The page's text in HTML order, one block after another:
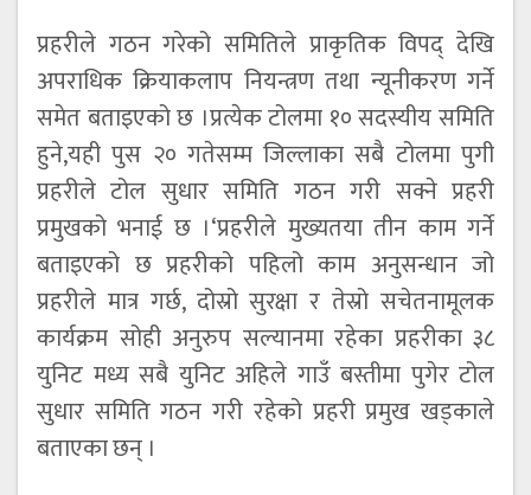
प्रहरीले गठन गरेको समितिले प्राकृतिक विपद् देखि
अपराधिक क्रियाकलाप नियन्त्रण तथा न्यूनीकरण गर्ने
समेत बताइएको छ ।प्रत्येक टोलमा १० सदस्यीय समिति
हुने,यही पुस २० गतेसम्म जिल्लाका सबै टोलमा पुगी
प्रहरीले टोल सुधार समिति गठन गरी सक्ने प्रहरी
प्रमुखको भनाई छ ।‘प्रहरीले मुख्यतया तीन काम गर्ने
बताइएको छ प्रहरीको पहिलो काम अनुसन्धान जो
प्रहरीले मात्र गर्छ, दोस्रो सुरक्षा र तेस्रो सचेतनामूलक
कार्यक्रम सोही अनुरुप सल्यानमा रहेका प्रहरीका ३८
युनिट मध्य सबै युनिट अहिले गाउँ बस्तीमा पुगेर टोल
सुधार समिति गठन गरी रहेको प्रहरी प्रमुख खड्काले
बताएका छन् ।